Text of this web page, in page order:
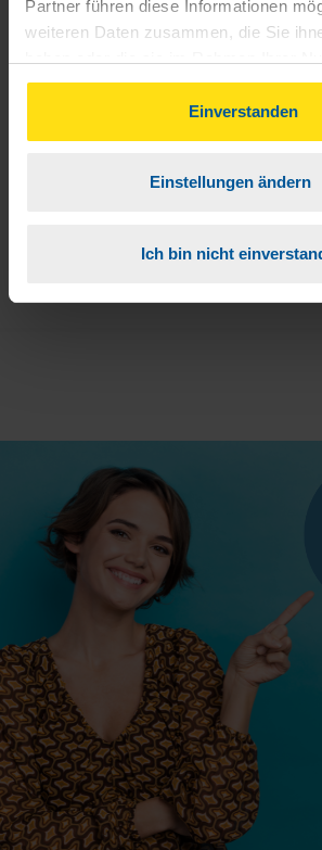
Partner führen diese Informationen
weiteren Daten zusammen, die Sie
gesammelt haben. Indem Sie auf
können Sie der Verwendung von
unserer
Einverstanden
Einstellungen ändern
Ich bin nicht
2 Sie bekommen eine E-Mail mit
und einem Aktivierungslink.
3 Sie erhalten von mir Ihr